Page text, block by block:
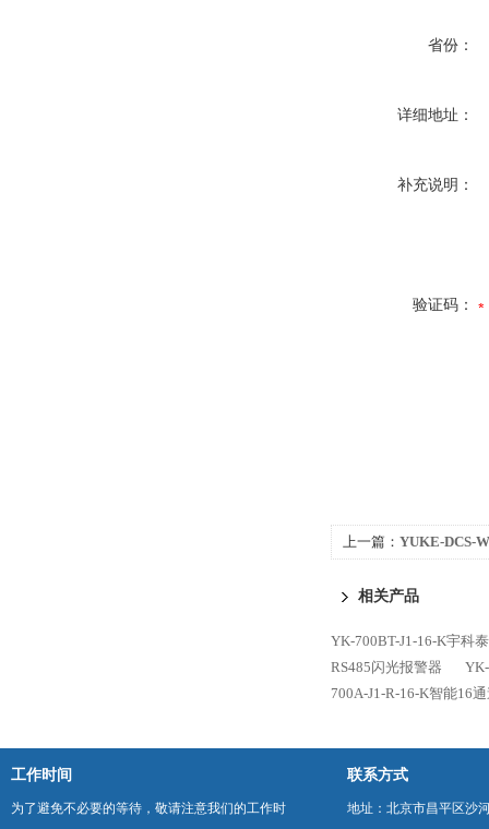
省份：
详细地址：
补充说明：
验证码：
上一篇： YUKE-DCS-
相关产品
YK-700BT-J1-16-K宇科
RS485闪光报警器
700A-J1-R-16-K智能16
工作时间
为了避免不必要的等待，敬请注意我们的工作时
联系方式
地址：北京市昌平区沙